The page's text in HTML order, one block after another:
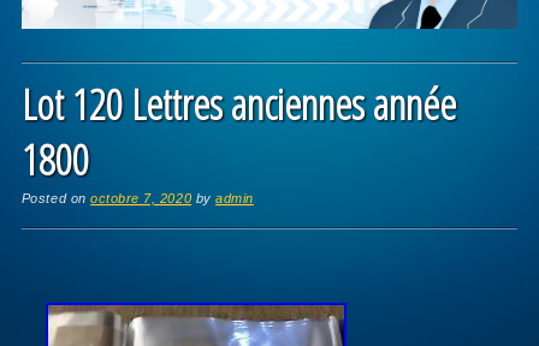
Lot 120 Lettres anciennes année
1800
Posted onoctobre 7, 2020 byadmin